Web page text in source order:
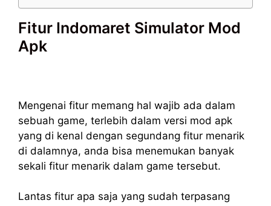
Fitur Indomaret Simulator Mod
Apk
Mengenai fitur memang hal wajib ada dalam
sebuah game, terlebih dalam versi mod apk
yang di kenal dengan segundang fitur menarik
di dalamnya, anda bisa menemukan banyak
sekali fitur menarik dalam game tersebut.
Lantas fitur apa saja yang sudah terpasang